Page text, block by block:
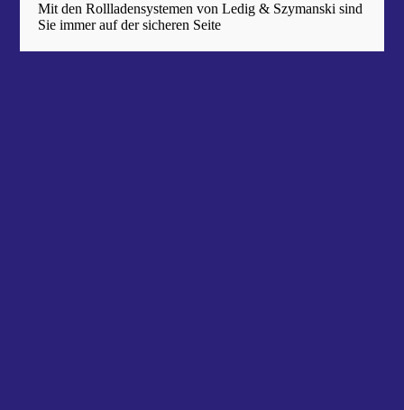
Mit den Rollladensystemen von Ledig & Szymanski sind
Sie immer auf der sicheren Seite